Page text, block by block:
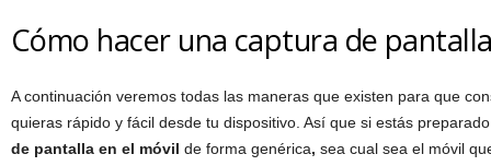
Cómo hacer una captura de
A continuación veremos todas las maneras que existen para que
quieras rápido y fácil desde tu dispositivo. Así que si estás
de pantalla en el móvil de forma genérica, sea cual sea el móvil